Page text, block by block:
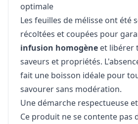
optimale
Les feuilles de mélisse ont été
récoltées et coupées pour
infusion homogène et libérer
saveurs et propriétés.
fait une boisson idéale pour
savourer sans modération.
Une démarche respectueuse
Ce produit ne se contente pas